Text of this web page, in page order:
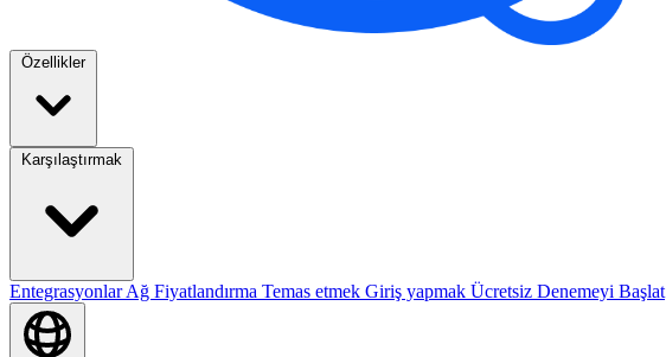
Özellikler
Karşılaştırmak
EntegrasyonlarAğ Fiyatlandırma Temas etmek Giriş yapmak Ücretsiz Denemeyi Başlat